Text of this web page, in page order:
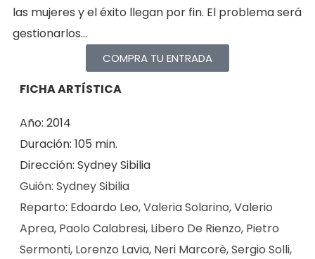
las mujeres y el éxito llegan por fin. El problema será
gestionarlos…
COMPRA TU ENTRADA
FICHA ARTÍSTICA
Año: 2014
Duración: 105 min.
Dirección: Sydney Sibilia
Guión: Sydney Sibilia
Reparto: Edoardo Leo, Valeria Solarino, Valerio
Aprea, Paolo Calabresi, Libero De Rienzo, Pietro
Sermonti, Lorenzo Lavia, Neri Marcorè, Sergio Solli,